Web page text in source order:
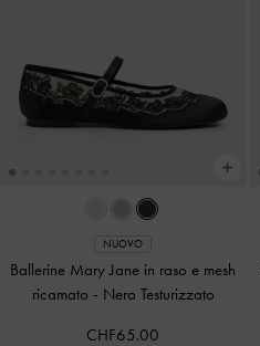
NUOVO
Ballerine Mary Jane in raso e mesh
ricamato - Nero Testurizzato
CHF65.00